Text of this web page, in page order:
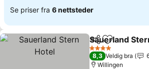
Se priser fra 6 nettsteder
Del Legg til i
Sauerland
4 Stjerner
8,3 Veldig bra
Willingen